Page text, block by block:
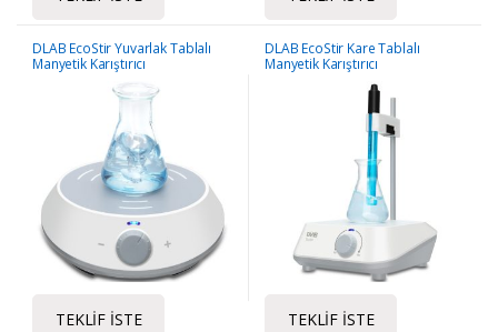
DLAB EcoStir Yuvarlak Tablalı
Manyetik Karıştırıcı
TEKLIF İSTE
DLAB EcoStir Kare Tablalı
Manyetik Karıştırıcı
TEKLIF İSTE